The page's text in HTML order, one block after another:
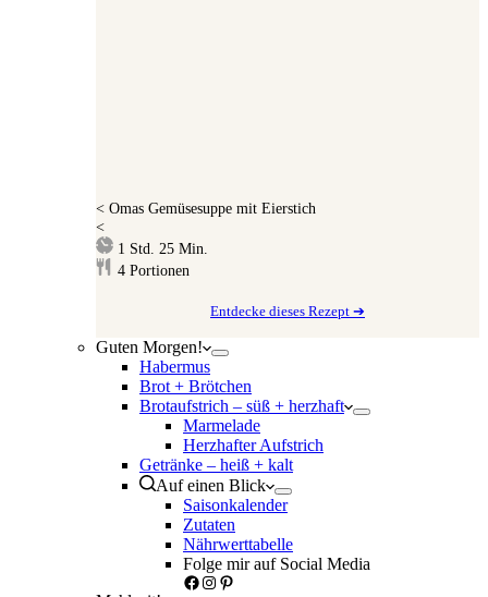
< Omas Gemüsesuppe mit Eierstich
<
1 Stunde
Std. 25 Minuten
Min.
4 Portionen
Entdecke dieses Rezept ➔
Guten Morgen!
Habermus
Brot + Brötchen
Brotaufstrich – süß + herzhaft
Marmelade
Herzhafter Aufstrich
Getränke – heiß + kalt
Auf einen Blick
Saisonkalender
Zutaten
Nährwerttabelle
Folge mir auf Social Media
Facebook
Instagram
Pinterest